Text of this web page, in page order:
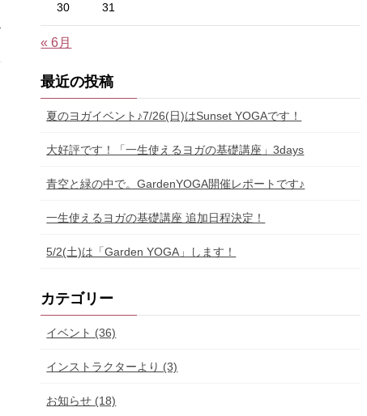
30 31
« 6月
最近の投稿
夏のヨガイベント♪7/26(日)はSunset YOGAです！
大好評です！「一生使えるヨガの基礎講座」3days
青空と緑の中で。GardenYOGA開催レポートです♪
一生使えるヨガの基礎講座 追加日程決定！
5/2(土)は「Garden YOGA」します！
カテゴリー
イベント (36)
インストラクターより (3)
お知らせ (18)